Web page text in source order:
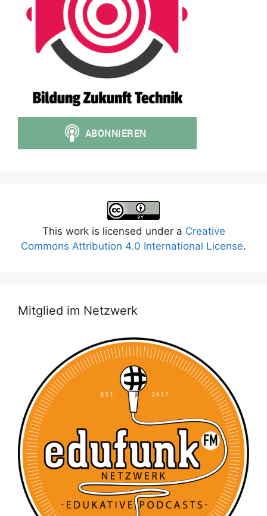
This work is licensed under a Creative
Commons Attribution 4.0 International License.
Mitglied im Netzwerk